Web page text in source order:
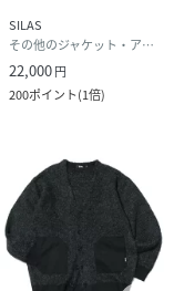
SILAS
その他のジャケット・アウター
22,000円
200ポイント(1倍)